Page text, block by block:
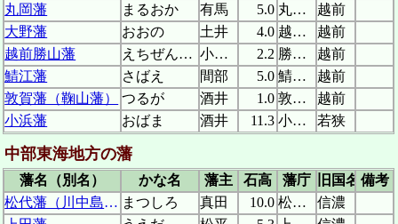
丸岡藩
まるおか 有馬 5.0 丸岡城
越前
大野藩
おおの 土井 4.0 越前大野城
越前
越前勝山藩
えちぜんかつやま 小笠原 2.2 勝山城
越前
鯖江藩
さばえ 間部 5.0 鯖江陣屋
越前
敦賀藩（鞠山藩）
つるが 酒井 1.0 敦賀鞠山陣屋
越前
小浜藩
おばま 酒井 11.3 小浜城 若狭
中部東海地方の藩
藩名（別名） かな名 藩主 石高 藩庁 旧国名 備考
松代藩（川中島藩） まつしろ 真田 10.0 松代城
信濃